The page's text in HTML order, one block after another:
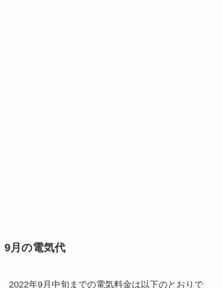
9月の電気代
2022年9月中旬までの電気料金は以下のとおりで